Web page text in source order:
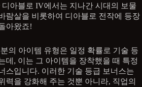
아블로 IV에서는 지나간 시대의 보물
람살을 비롯하여 디아블로 전작에 등장
아왔죠!
의 아이템 유형은 일정 확률로 기술 등
데, 이는 그 아이템을 장착했을 때 특정
스입니다. 이러한 기술 등급 보너스는
력을 강화해 주는 것뿐 아니라, 직업의